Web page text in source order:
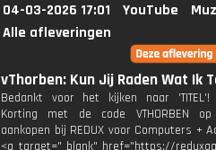
04-03-2026 17:01 YouTube
Alle afleveringen
vThorben: Kun Jij Raden Wat Ik
Bedankt voor het kijken naar
Korting met de code VTHORBEN
aankopen bij REDUX voor Computers +
<a target="_blank" href="https://